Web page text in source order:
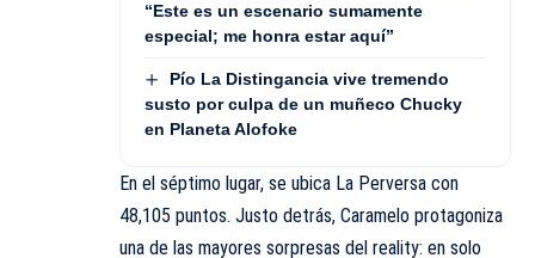
“Este es un escenario sumamente
especial; me honra estar aquí”
Pío La Distingancia vive tremendo
susto por culpa de un muñeco Chucky
en Planeta Alofoke
En el séptimo lugar, se ubica La Perversa con
48,105 puntos. Justo detrás, Caramelo protagoniza
una de las mayores sorpresas del reality: en solo